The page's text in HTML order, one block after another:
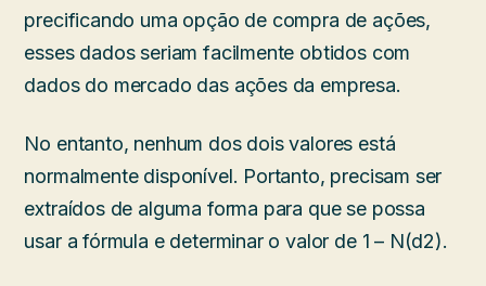
precificando uma opção de compra de ações,
esses dados seriam facilmente obtidos com
dados do mercado das ações da empresa.
No entanto, nenhum dos dois valores está
normalmente disponível. Portanto, precisam ser
extraídos de alguma forma para que se possa
usar a fórmula e determinar o valor de 1 – N(d2).